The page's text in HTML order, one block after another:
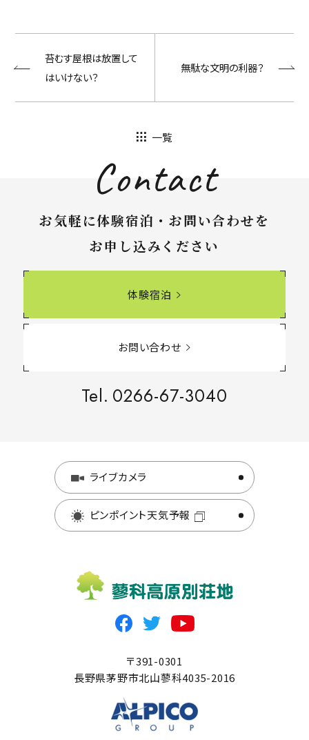
苔むす屋根は放置して
はいけない？
無駄な文明の利器？
一覧
Contact
お気軽に体験宿泊・お問い合わせを
お申し込みください
体験宿泊
お問い合わせ
Tel. 0266-67-3040
ライブカメラ
ピンポイント天気予報
〒391-0301
長野県茅野市北山蓼科4035-2016